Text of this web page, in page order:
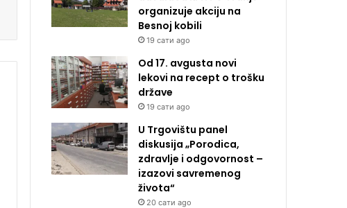
organizuje akciju na
Besnoj kobili
19 сати ago
Od 17. avgusta novi
lekovi na recept o trošku
države
19 сати ago
U Trgovištu panel
diskusija „Porodica,
zdravlje i odgovornost –
izazovi savremenog
života“
20 сати ago